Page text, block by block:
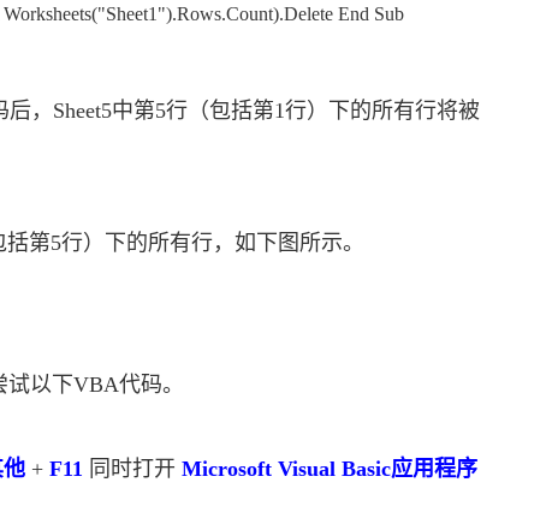
End Sub
，Sheet5中第5行（包括第1行）下的所有行将被
第5行）下的所有行，如下图所示。
以下VBA代码。
他 + F11 同时打开 Microsoft Visual Basic应用程序